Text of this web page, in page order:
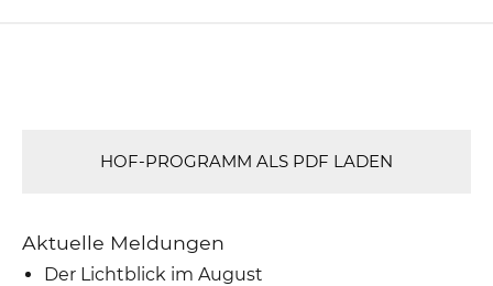
HOF-PROGRAMM ALS PDF LADEN
Aktuelle Meldungen
Der Lichtblick im August